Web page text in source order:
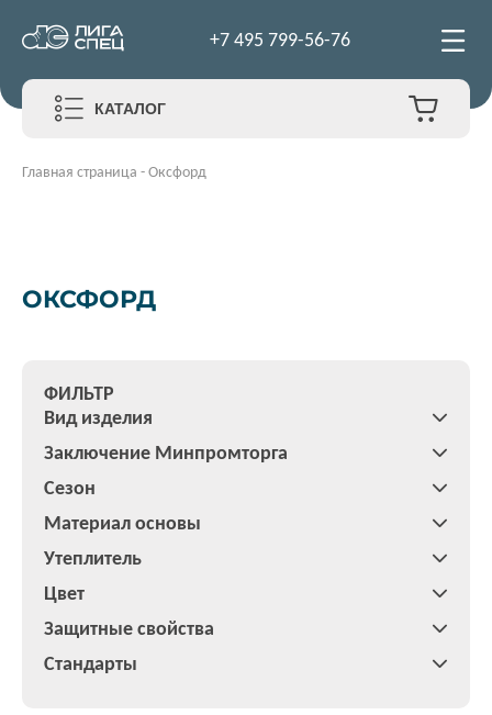
+7 495 799-56-76
КАТАЛОГ
Главная страница -Оксфорд
ОКСФОРД
ФИЛЬТР
Вид изделия
Заключение Минпромторга
Сезон
Материал основы
Утеплитель
Цвет
Защитные свойства
Стандарты